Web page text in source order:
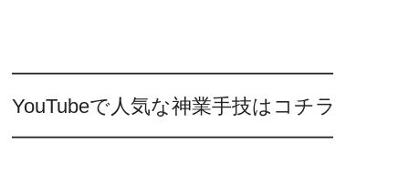
━━━━━━━━━━━━━━━━
YouTubeで人気な神業手技はコチラ
━━━━━━━━━━━━━━━━